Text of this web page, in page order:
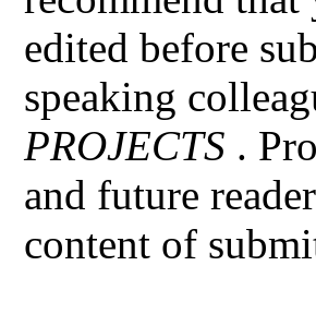
edited before
speaking
PROJECTS .
and future
content of